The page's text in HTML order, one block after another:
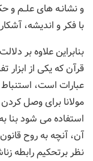
و نشانـه های علــم و
با فکر و اندیشه،
بنابراین علاوه بر
قرآن که یکی از
عبارات است، استنباط
مولانا برای وصل
استفاده می شود بنا
آن، آنچه به روح
نظر برتحکیم رابطه